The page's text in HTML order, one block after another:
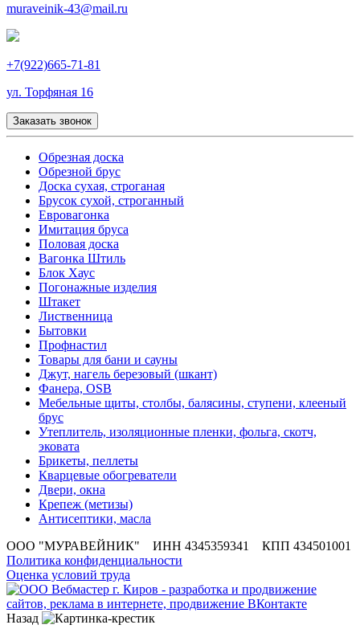
muraveinik-43@mail.ru
+7(922)665-71-81
ул. Торфяная 16
Заказать звонок
Обрезная доска
Обрезной брус
Доска сухая, строганая
Брусок сухой, строганный
Евровагонка
Имитация бруса
Половая доска
Вагонка Штиль
Блок Хаус
Погонажные изделия
Штакет
Лиственница
Бытовки
Профнастил
Товары для бани и сауны
Джут, нагель березовый (шкант)
Фанера, OSB
Мебельные щиты, столбы, балясины, ступени, клееный
брус
Утеплитель, изоляционные пленки, фольга, скотч,
эковата
Брикеты, пеллеты
Кварцевые обогреватели
Двери, окна
Крепеж (метизы)
Антисептики, масла
ООО "МУРАВЕЙНИК" ИНН 4345359341 КПП 434501001
Политика конфиденциальности
Оценка условий труда
Назад